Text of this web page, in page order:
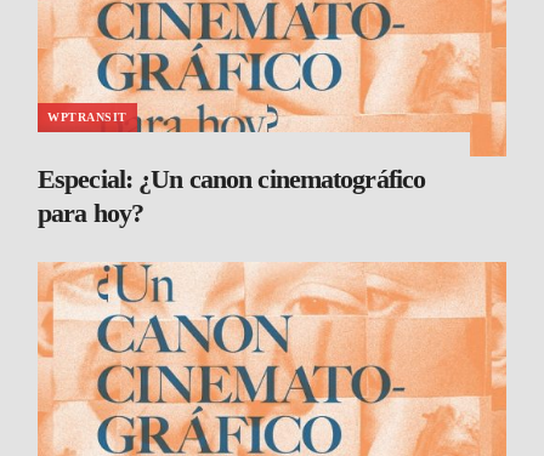
WPTRANSIT
Especial: ¿Un canon cinematográfico
para hoy?